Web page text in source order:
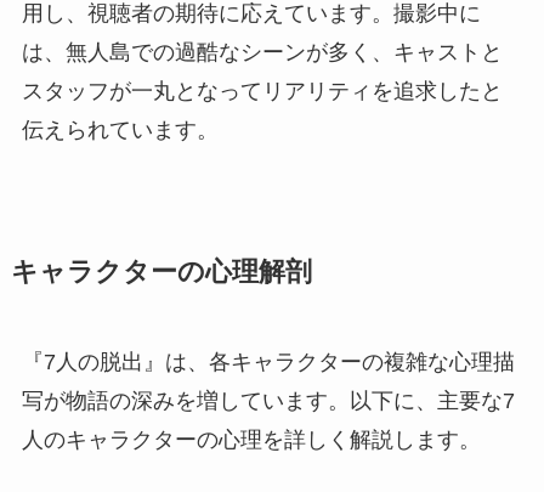
用し、視聴者の期待に応えています。撮影中に
は、無人島での過酷なシーンが多く、キャストと
スタッフが一丸となってリアリティを追求したと
伝えられています。
キャラクターの心理解剖
『7人の脱出』は、各キャラクターの複雑な心理描
写が物語の深みを増しています。以下に、主要な7
人のキャラクターの心理を詳しく解説します。